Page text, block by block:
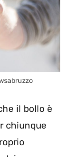
il bollo è
chiunque